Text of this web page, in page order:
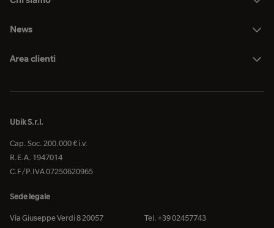
News
Area clienti
Ubik S.r.l.
Cap. Soc. 200.000 € i.v.
R.E.A. 1947014
C.F/P.IVA 07250620965
Sede legale
Via Giuseppe Verdi 8 20057
Tel. +39 02457743